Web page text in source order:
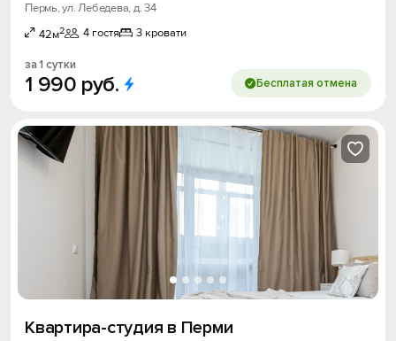
Пермь, ул. Лебедева, д. 34
42м2 4 гостя 3 кровати
за 1 сутки
1 990 руб. Бесплатая отмена
Квартира-студия в Перми